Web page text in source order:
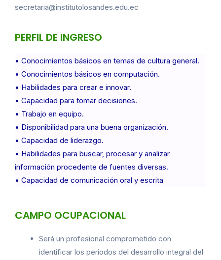
secretaria@institutolosandes.edu.ec
PERFIL DE INGRESO
• Conocimientos básicos en temas de cultura general.
• Conocimientos básicos en computación.
• Habilidades para crear e innovar.
• Capacidad para tomar decisiones.
• Trabajo en equipo.
• Disponibilidad para una buena organización.
• Capacidad de liderazgo.
• Habilidades para buscar, procesar y analizar
información procedente de fuentes diversas.
• Capacidad de comunicación oral y escrita
CAMPO OCUPACIONAL
Será un profesional comprometido con
identificar los periodos del desarrollo integral del